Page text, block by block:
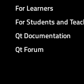
For Learners
For Students and
Qt Documentation
Qt Forum